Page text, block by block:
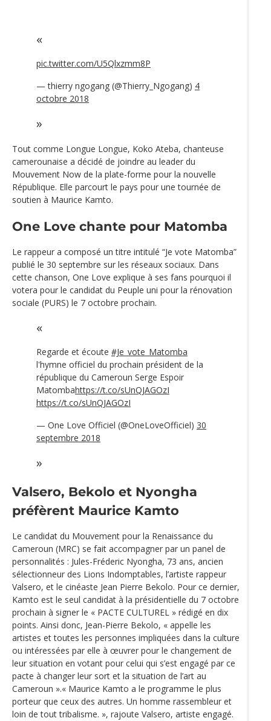
pic.twitter.com/U5Qlxzmm8P
— thierry ngogang (@Thierry_Ngogang) 4
octobre 2018
Tout comme Longue Longue, Koko Ateba, chanteuse
camerounaise a décidé de joindre au leader du
Mouvement Now de la plate-forme pour la nouvelle
République. Elle parcourt le pays pour une tournée de
soutien à Maurice Kamto.
One Love chante pour Matomba
Le rappeur a composé un titre intitulé “Je vote Matomba”
publié le 30 septembre sur les réseaux sociaux. Dans
cette chanson, One Love explique à ses fans pourquoi il
votera pour le candidat du Peuple uni pour la rénovation
sociale (PURS) le 7 octobre prochain.
Regarde et écoute #Je_vote_Matomba
l'hymne officiel du prochain président de la
république du Cameroun Serge Espoir
Matombahttps://t.co/sUnQJAGOzI
https://t.co/sUnQJAGOzI
— One Love Officiel (@OneLoveOfficiel) 30
septembre 2018
Valsero, Bekolo et Nyongha
préfèrent Maurice Kamto
Le candidat du Mouvement pour la Renaissance du
Cameroun (MRC) se fait accompagner par un panel de
personnalités : Jules-Fréderic Nyongha, 73 ans, ancien
sélectionneur des Lions Indomptables, l’artiste rappeur
Valsero, et le cinéaste Jean Pierre Bekolo. Pour ce dernier,
Kamto est le seul candidat à la présidentielle du 7 octobre
prochain à signer le « PACTE CULTUREL » rédigé en dix
points. Ainsi donc, Jean-Pierre Bekolo, « appelle les
artistes et toutes les personnes impliquées dans la culture
ou intéressées par elle à œuvrer pour le changement de
leur situation en votant pour celui qui s’est engagé par ce
pacte à changer leur sort et la situation de l’art au
Cameroun ».« Maurice Kamto a le programme le plus
porteur que ceux des autres. Un homme rassembleur et
loin de tout tribalisme. », rajoute Valsero, artiste engagé.